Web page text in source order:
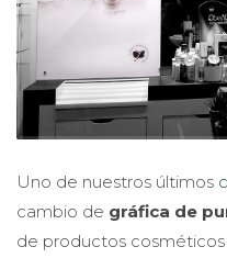
Uno de nuestros últimos
cambio de gráfica de
de productos cosméticos